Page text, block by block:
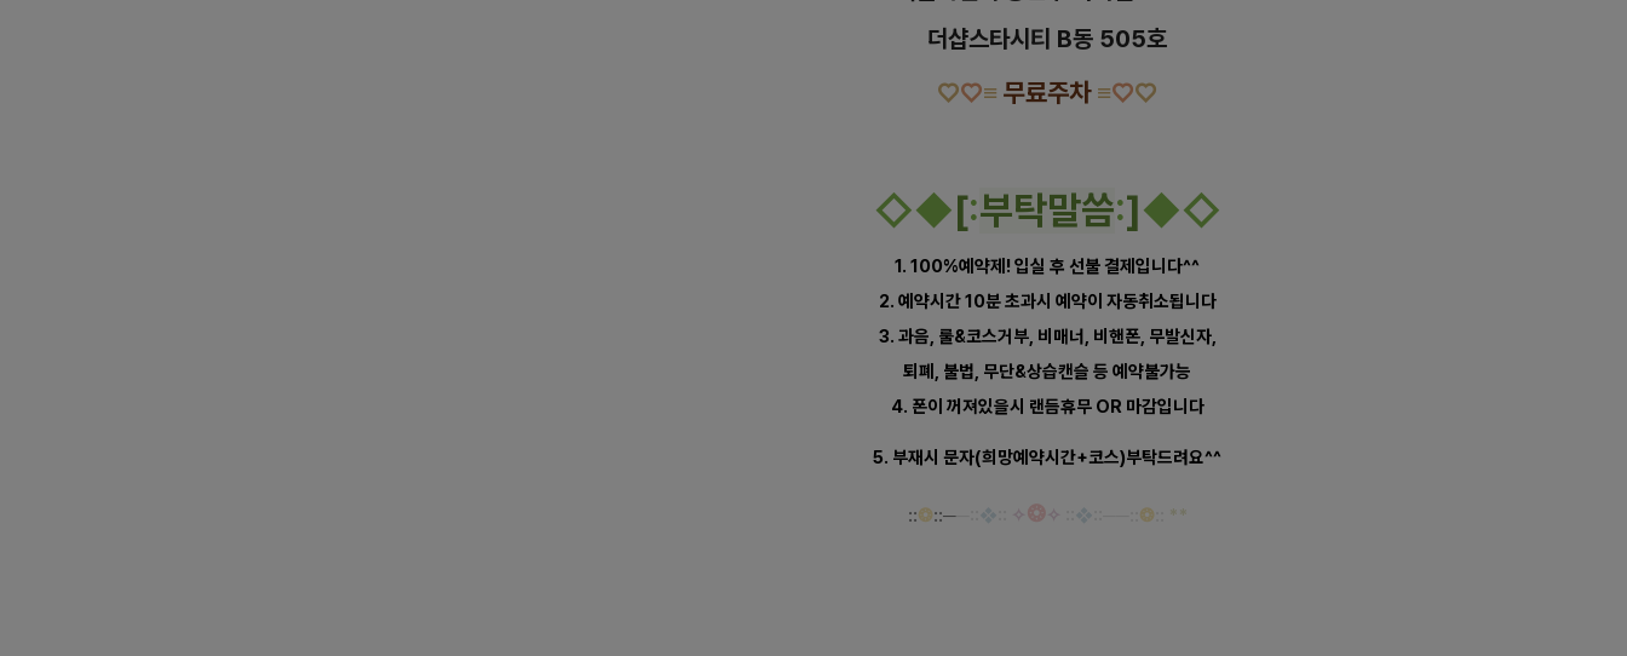
더샵스타시티 B동 505호
♡♡≡ 무료주차 ≡♡♡
◇◆[:부탁말씀:]◆◇
1. 100%예약제! 입실 후 선불 결제입니다^^
2. 예약시간 10분 초과시 예약이 자동취소됩니다
3. 과음, 룰&코스거부, 비매너, 비핸폰, 무발신자,
퇴폐, 불법, 무단&상습캔슬 등 예약불가능
4. 폰이 꺼져있을시 랜듬휴무 OR 마감입니다
5. 부재시 문자(희망예약시간+코스)부탁드려요^^
::❂::── ❂ ❂ **